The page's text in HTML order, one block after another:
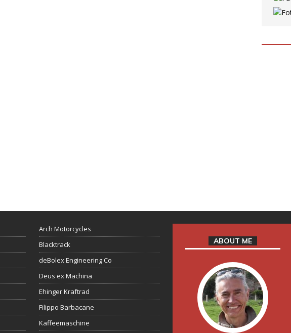
Arch Motorcycles
Blacktrack
deBolex Engineering Co
Deus ex Machina
Ehinger Kraftrad
Filippo Barbacane
Kaffeemaschine
ABOUT ME